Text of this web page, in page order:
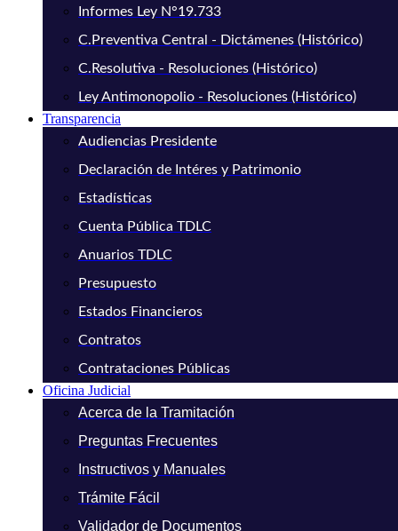
Informes Ley N°19.733
C.Preventiva Central - Dictámenes (Histórico)
C.Resolutiva - Resoluciones (Histórico)
Ley Antimonopolio - Resoluciones (Histórico)
Transparencia
Audiencias Presidente
Declaración de Intéres y Patrimonio
Estadísticas
Cuenta Pública TDLC
Anuarios TDLC
Presupuesto
Estados Financieros
Contratos
Contrataciones Públicas
Oficina Judicial
Acerca de la Tramitación
Preguntas Frecuentes
Instructivos y Manuales
Trámite Fácil
Validador de Documentos